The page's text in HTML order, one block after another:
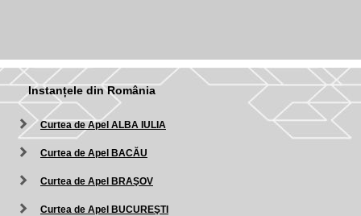
Instanțele din România
Curtea de Apel ALBA IULIA
Curtea de Apel BACĂU
Curtea de Apel BRAŞOV
Curtea de Apel BUCUREŞTI